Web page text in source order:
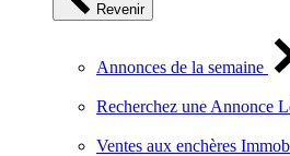
Revenir
Annonces de la semaine
Recherchez une Annonce
Ventes aux enchères